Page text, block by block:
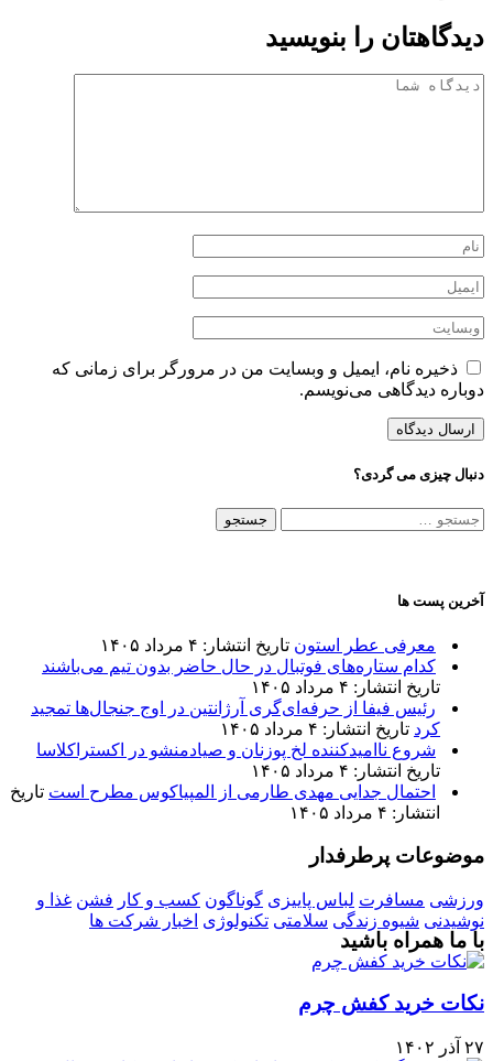
دیدگاهتان را بنویسید
ذخیره نام، ایمیل و وبسایت من در مرورگر برای زمانی که
دوباره دیدگاهی می‌نویسم.
دنبال چیزی می گردی؟
جستجو
آخرین پست ها
معرفی عطر استون تاریخ انتشار: ۴ مرداد ۱۴۰۵
کدام ستاره‌های فوتبال در حال حاضر بدون تیم می‌باشند
تاریخ انتشار: ۴ مرداد ۱۴۰۵
رئیس فیفا از حرفه‌ای‌گری آرژانتین در اوج جنجال‌ها تمجید
کرد تاریخ انتشار: ۴ مرداد ۱۴۰۵
شروع ناامیدکننده لخ پوزنان و صیادمنشو در اکستراکلاسا
تاریخ انتشار: ۴ مرداد ۱۴۰۵
احتمال جدایی مهدی طارمی از المپیاکوس مطرح است تاریخ
انتشار: ۴ مرداد ۱۴۰۵
موضوعات پرطرفدار
ورزشی مسافرت لباس پاییزی گوناگون کسب و کار فشن غذا و
نوشیدنی شیوه زندگی سلامتی تکنولوژی اخبار شرکت ها
با ما همراه باشید
نکات خرید کفش چرم
۲۷ آذر ۱۴۰۲